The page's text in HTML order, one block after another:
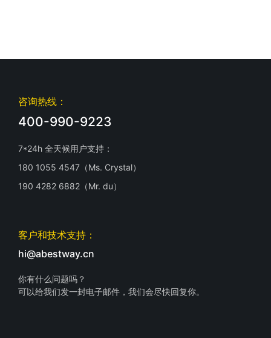
咨询热线：
400-990-9223
7*24h 全天候用户支持：
180 1055 4547（Ms. Crystal）
190 4282 6882（Mr. du）
客户和技术支持：
hi@abestway.cn
你有什么问题吗？
可以给我们发一封电子邮件，我们会尽快回复你。